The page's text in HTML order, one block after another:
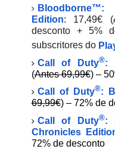
Edition: 17,49€ (
desconto + 5%
subscritores do
Call of Duty®:
(Antes 69,99€) –
Call of Duty®:
69,99€) – 72% de
Call of Duty®:
Chronicles
72% de desconto